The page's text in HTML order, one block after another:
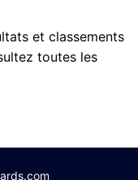
et classements
toutes les